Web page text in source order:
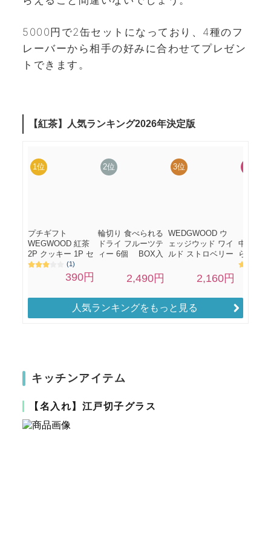
5000円で2缶セットになっており、4種のフ
レーバーから相手の好みに合わせてプレゼン
トできます。
人気ランキングをもっと見る
キッチンアイテム
【名入れ】江戸切子グラス